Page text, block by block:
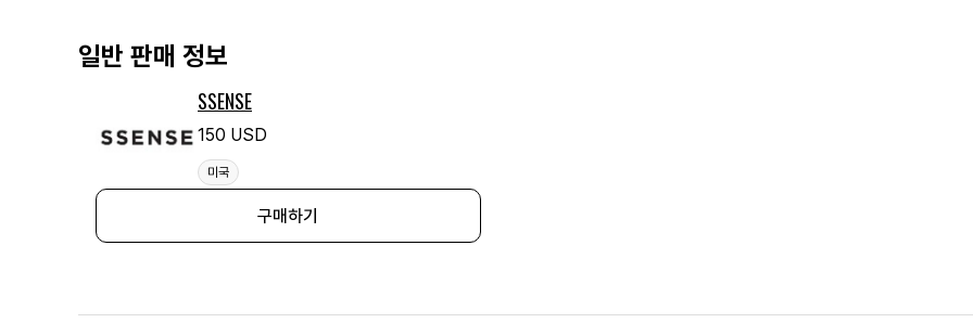
일반 판매 정보
SSENSE
150 USD
미국
구매하기